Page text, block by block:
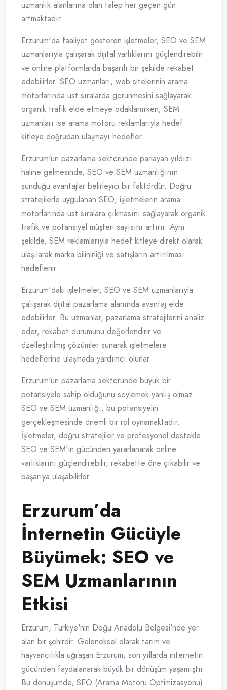
uzmanlık alanlarına olan talep her geçen gün
artmaktadır.
Erzurum'da faaliyet gösteren işletmeler, SEO ve SEM
uzmanlarıyla çalışarak dijital varlıklarını güçlendirebilir
ve online platformlarda başarılı bir şekilde rekabet
edebilirler. SEO uzmanları, web sitelerinin arama
motorlarında üst sıralarda görünmesini sağlayarak
organik trafik elde etmeye odaklanırken; SEM
uzmanları ise arama motoru reklamlarıyla hedef
kitleye doğrudan ulaşmayı hedefler.
Erzurum'un pazarlama sektöründe parlayan yıldızı
haline gelmesinde, SEO ve SEM uzmanlığının
sunduğu avantajlar belirleyici bir faktördür. Doğru
stratejilerle uygulanan SEO, işletmelerin arama
motorlarında üst sıralara çıkmasını sağlayarak organik
trafik ve potansiyel müşteri sayısını artırır. Aynı
şekilde, SEM reklamlarıyla hedef kitleye direkt olarak
ulaşılarak marka bilinirliği ve satışların artırılması
hedeflenir.
Erzurum'daki işletmeler, SEO ve SEM uzmanlarıyla
çalışarak dijital pazarlama alanında avantaj elde
edebilirler. Bu uzmanlar, pazarlama stratejilerini analiz
eder, rekabet durumunu değerlendirir ve
özelleştirilmiş çözümler sunarak işletmelere
hedeflerine ulaşmada yardımcı olurlar.
Erzurum'un pazarlama sektöründe büyük bir
potansiyele sahip olduğunu söylemek yanlış olmaz.
SEO ve SEM uzmanlığı, bu potansiyelin
gerçekleşmesinde önemli bir rol oynamaktadır.
İşletmeler, doğru stratejiler ve profesyonel destekle
SEO ve SEM'in gücünden yararlanarak online
varlıklarını güçlendirebilir, rekabette öne çıkabilir ve
başarıya ulaşabilirler.
Erzurum’da
İnternetin Gücüyle
Büyümek: SEO ve
SEM Uzmanlarının
Etkisi
Erzurum, Türkiye'nin Doğu Anadolu Bölgesi'nde yer
alan bir şehirdir. Geleneksel olarak tarım ve
hayvancılıkla uğraşan Erzurum, son yıllarda internetin
gücünden faydalanarak büyük bir dönüşüm yaşamıştır.
Bu dönüşümde, SEO (Arama Motoru Optimizasyonu)